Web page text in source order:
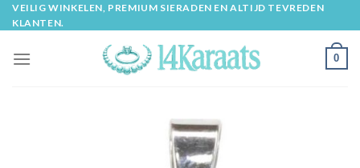
Skip
to
VEILIG WINKELEN, PREMIUM SIERADEN EN ALTIJD TEVREDEN
KLANTEN.
0